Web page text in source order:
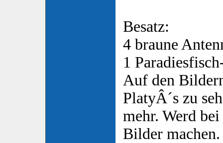
Besatz:
4 braune
1
Auf den
PlatyÂ´s zu
mehr. Werd
Bilder machen.